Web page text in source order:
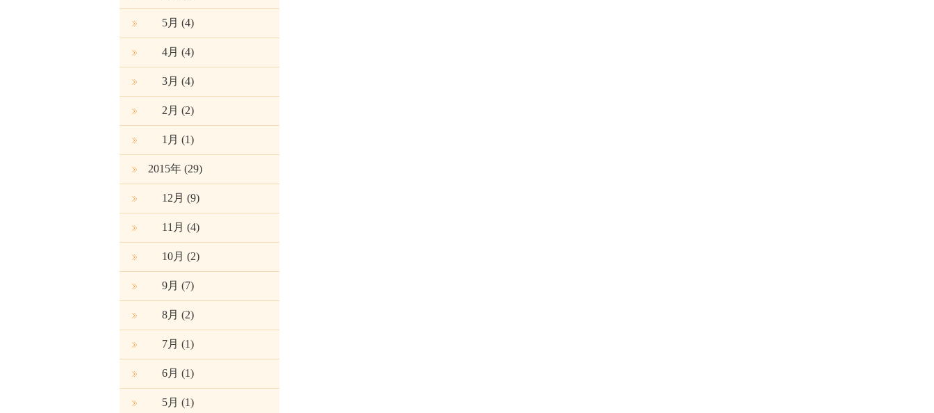
5月 (4)
4月 (4)
3月 (4)
2月 (2)
1月 (1)
2015年 (29)
12月 (9)
11月 (4)
10月 (2)
9月 (7)
8月 (2)
7月 (1)
6月 (1)
5月 (1)